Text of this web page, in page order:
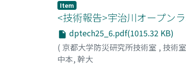
Item
<技術報告>宇治川オープン
dptech25_6.pdf(1015.32 KB)
( 京都大学防災研究所技術室 , 技術
中本, 幹大